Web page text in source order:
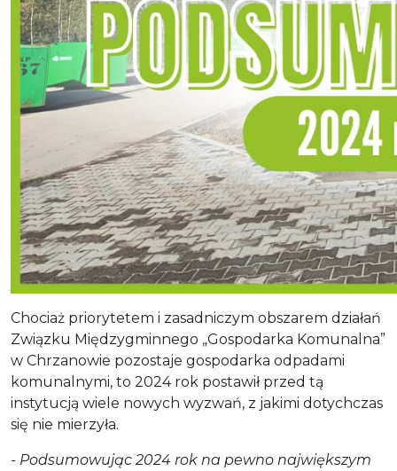
Chociaż priorytetem i zasadniczym obszarem działań
Związku Międzygminnego „Gospodarka Komunalna”
w Chrzanowie pozostaje gospodarka odpadami
komunalnymi, to 2024 rok postawił przed tą
instytucją wiele nowych wyzwań, z jakimi dotychczas
się nie mierzyła.
- Podsumowując 2024 rok na pewno największym